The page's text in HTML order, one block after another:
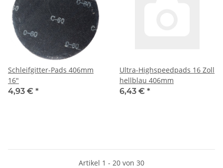
Schleifgitter-Pads 406mm
16"
4,93 € *
Ultra-Highspeedpads 16 Zoll
hellblau 406mm
6,43 € *
Artikel 1 - 20 von 30